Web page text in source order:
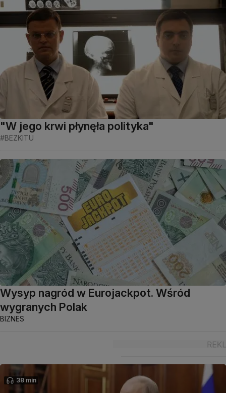
"W jego krwi płynęła polityka"
#BEZKITU
Wysyp nagród w Eurojackpot. Wśród
wygranych Polak
BIZNES
38 min